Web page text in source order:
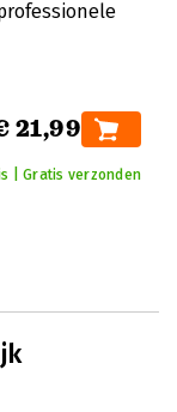
21,99
| Gratis verzonden